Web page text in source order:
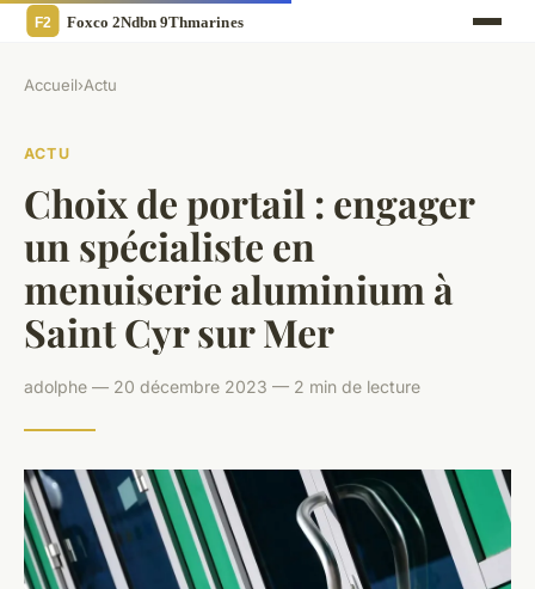
Accueil›Actu
ACTU
Choix de portail : engager
un spécialiste en
menuiserie aluminium à
Saint Cyr sur Mer
adolphe — 20 décembre 2023 — 2 min de lecture